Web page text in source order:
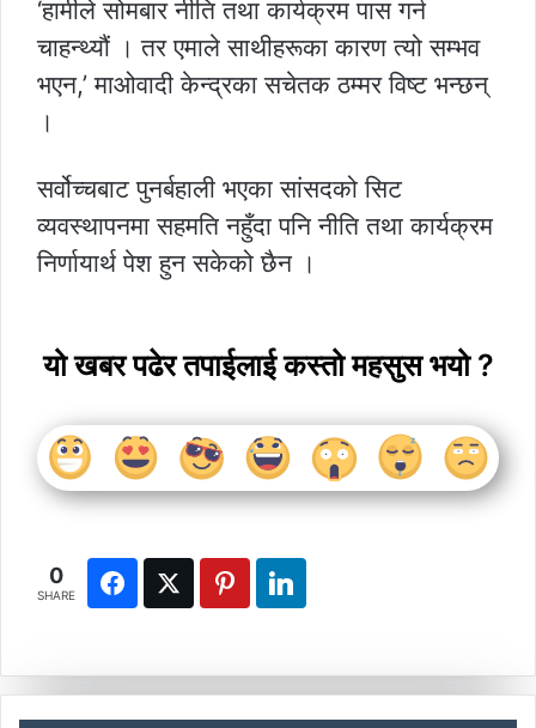
‘हामीले सोमबार नीति तथा कार्यक्रम पास गर्न
चाहन्थ्यौं । तर एमाले साथीहरूका कारण त्यो सम्भव
भएन,’ माओवादी केन्द्रका सचेतक ठम्मर विष्ट भन्छन्
।
सर्वोच्चबाट पुनर्बहाली भएका सांसदको सिट
व्यवस्थापनमा सहमति नहुँदा पनि नीति तथा कार्यक्रम
निर्णायार्थ पेश हुन सकेको छैन ।
यो खबर पढेर तपाईलाई कस्तो महसुस भयो ?
0
SHARE